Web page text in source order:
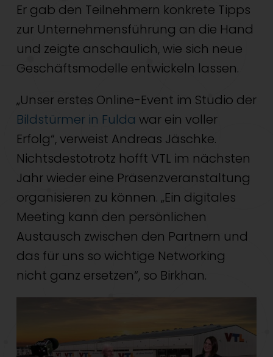
Er gab den Teilnehmern konkrete Tipps
zur Unternehmensführung an die Hand
und zeigte anschaulich, wie sich neue
Geschäftsmodelle entwickeln lassen.
„Unser erstes Online-Event im Studio der
Bildstürmer in Fulda war ein voller
Erfolg“, verweist Andreas Jäschke.
Nichtsdestotrotz hofft VTL im nächsten
Jahr wieder eine Präsenzveranstaltung
organisieren zu können. „Ein digitales
Meeting kann den persönlichen
Austausch zwischen den Partnern und
das für uns so wichtige Networking
nicht ganz ersetzen“, so Birkhan.